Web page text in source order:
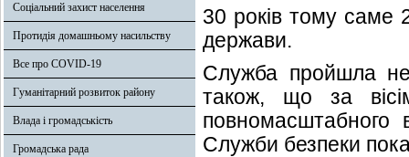
Соціальний захист населення
Протидія домашньому насильству
Все про COVID-19
Гуманітарний розвиток району
Влада і громадськість
Громадська рада
30 років тому саме
держави.
Служба пройшла
також, що за
повномасштабного
Служби безпеки